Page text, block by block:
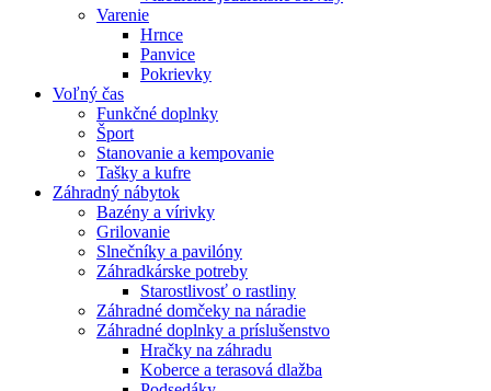
Varenie
Hrnce
Panvice
Pokrievky
Voľný čas
Funkčné doplnky
Šport
Stanovanie a kempovanie
Tašky a kufre
Záhradný nábytok
Bazény a vírivky
Grilovanie
Slnečníky a pavilóny
Záhradkárske potreby
Starostlivosť o rastliny
Záhradné domčeky na náradie
Záhradné doplnky a príslušenstvo
Hračky na záhradu
Koberce a terasová dlažba